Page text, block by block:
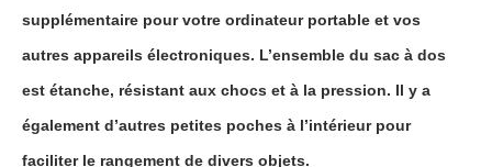
supplémentaire pour votre ordinateur portable et vos
autres appareils électroniques. L’ensemble du sac à dos
est étanche, résistant aux chocs et à la pression. Il y a
également d’autres petites poches à l’intérieur pour
faciliter le rangement de divers objets.